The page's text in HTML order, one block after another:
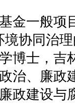
金一般项
协同治
博士，吉
治、廉政
政建设与